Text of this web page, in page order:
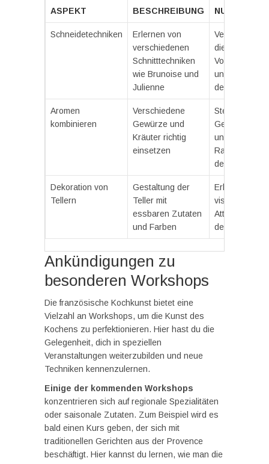
ASPEKT BESCHREIBUNG NUTZEN
Schneidetechniken
Erlernen von
verschiedenen
Schnitttechniken
wie Brunoise und
Julienne
Verbessert
die
Vorbereitung
und Optik
der Speisen
Aromen
kombinieren
Verschiedene
Gewürze und
Kräuter richtig
einsetzen
Steigert den
Geschmack
und die
Raffinesse
der Gerichte
Dekoration von
Tellern
Gestaltung der
Teller mit
essbaren Zutaten
und Farben
Erhöht die
visuelle
Attraktivität
der Speisen
Ankündigungen zu
besonderen Workshops
Die französische Kochkunst bietet eine
Vielzahl an Workshops, um die Kunst des
Kochens zu perfektionieren. Hier hast du die
Gelegenheit, dich in speziellen
Veranstaltungen weiterzubilden und neue
Techniken kennenzulernen.
Einige der kommenden Workshops
konzentrieren sich auf regionale Spezialitäten
oder saisonale Zutaten. Zum Beispiel wird es
bald einen Kurs geben, der sich mit
traditionellen Gerichten aus der Provence
beschäftigt. Hier kannst du lernen, wie man die